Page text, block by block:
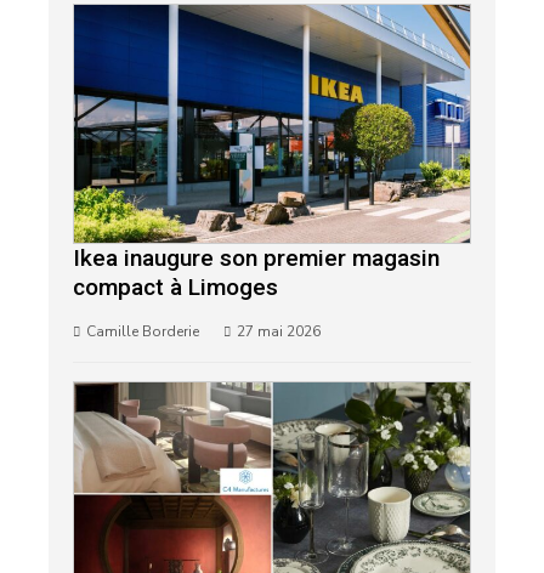
Ikea inaugure son premier magasin
compact à Limoges
Camille Borderie 27 mai 2026